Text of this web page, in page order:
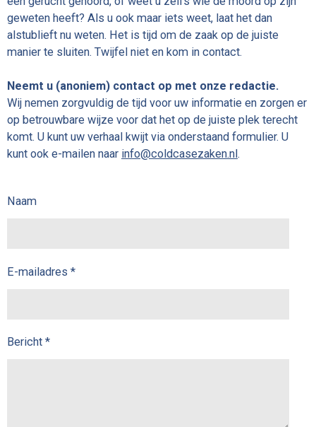
geweten heeft? Als u ook maar iets weet, laat het dan
alstublieft nu weten. Het is tijd om de zaak op de juiste
manier te sluiten. Twijfel niet en kom in contact.
Neemt u (anoniem) contact op met onze redactie.
Wij nemen zorgvuldig de tijd voor uw informatie en zorgen er
op betrouwbare wijze voor dat het op de juiste plek terecht
komt. U kunt uw verhaal kwijt via onderstaand formulier. U
kunt ook e-mailen naar info@coldcasezaken.nl .
Naam
E-mailadres *
Bericht *